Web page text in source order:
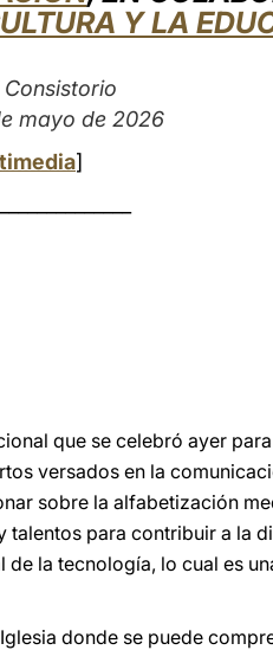
Y LA
mayo de 2026
]
que se celebró ayer
versados en la
sobre la alfabetización
para contribuir a la
la tecnología, lo cual es
donde se puede